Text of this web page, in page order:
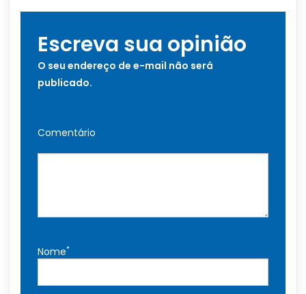
Escreva sua opinião
O seu endereço de e-mail não será
publicado.
Comentário
Nome*